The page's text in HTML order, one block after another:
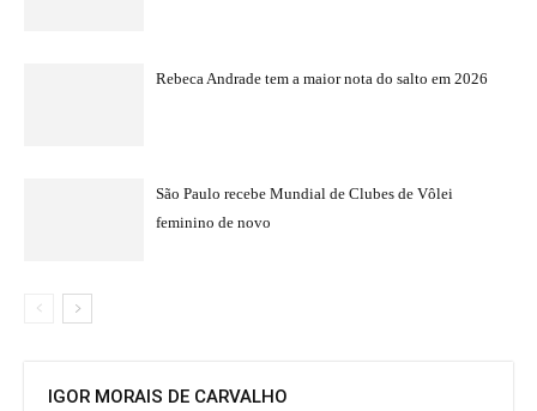
Rebeca Andrade tem a maior nota do salto em 2026
São Paulo recebe Mundial de Clubes de Vôlei
feminino de novo
IGOR MORAIS DE CARVALHO